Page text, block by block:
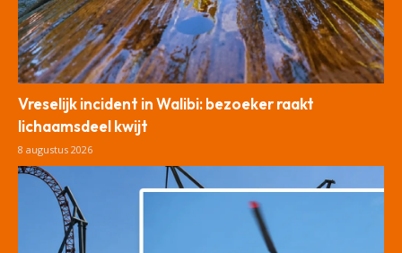
Vreselijk incident in Walibi: bezoeker raakt
lichaamsdeel kwijt
8 augustus 2026